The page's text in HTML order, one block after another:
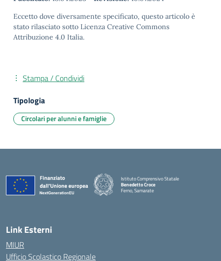
Eccetto dove diversamente specificato, questo articolo è
stato rilasciato sotto Licenza Creative Commons
Attribuzione 4.0 Italia.
Stampa / Condividi
Tipologia
Circolari per alunni e famiglie
Istituto Comprensivo Statale
Benedetto Croce
Ferno, Samarate
Link Esterni
MIUR
Ufficio Scolastico Regionale